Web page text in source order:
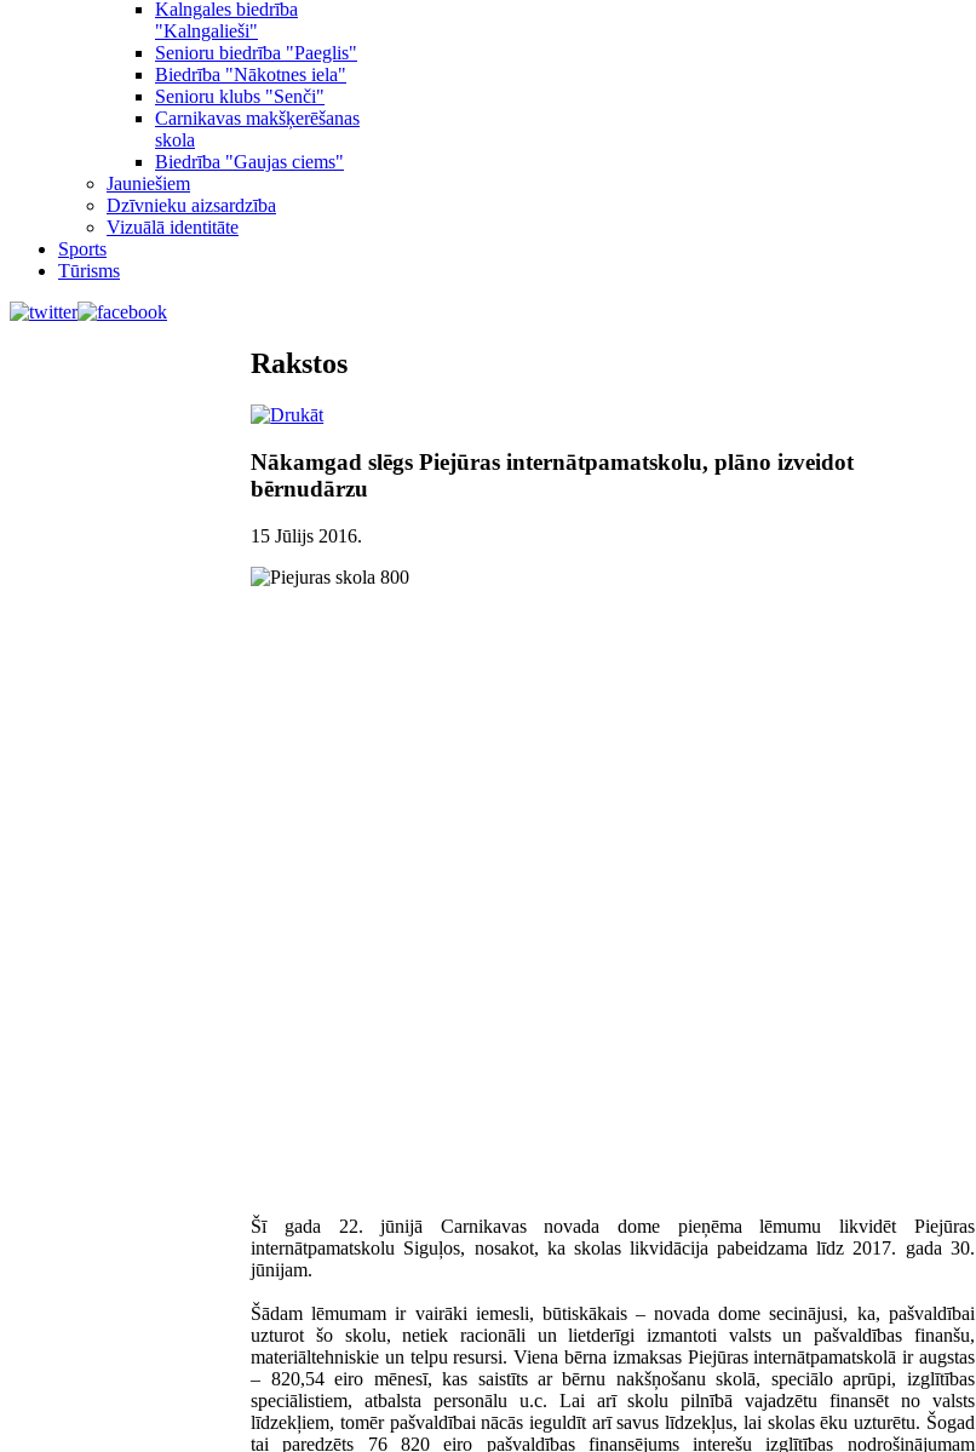
Kalngales biedrība
"Kalngalieši"
Senioru biedrība "Paeglis"
Biedrība "Nākotnes iela"
Senioru klubs "Senči"
Carnikavas makšķerēšanas
skola
Biedrība "Gaujas ciems"
Jauniešiem
Dzīvnieku aizsardzība
Vizuālā identitāte
Sports
Tūrisms
Rakstos
Nākamgad slēgs Piejūras internātpamatskolu, plāno izveidot
bērnudārzu
15 Jūlijs 2016.
Šī gada 22. jūnijā Carnikavas novada dome pieņēma lēmumu likvidēt Piejūras
internātpamatskolu Siguļos, nosakot, ka skolas likvidācija pabeidzama līdz 2017. gada 30.
jūnijam.
Šādam lēmumam ir vairāki iemesli, būtiskākais – novada dome secinājusi, ka, pašvaldībai
uzturot šo skolu, netiek racionāli un lietderīgi izmantoti valsts un pašvaldības finanšu,
materiāltehniskie un telpu resursi. Viena bērna izmaksas Piejūras internātpamatskolā ir augstas
– 820,54 eiro mēnesī, kas saistīts ar bērnu nakšņošanu skolā, speciālo aprūpi, izglītības
speciālistiem, atbalsta personālu u.c. Lai arī skolu pilnībā vajadzētu finansēt no valsts
līdzekļiem, tomēr pašvaldībai nācās ieguldīt arī savus līdzekļus, lai skolas ēku uzturētu. Šogad
tai paredzēts 76 820 eiro pašvaldības finansējums interešu izglītības nodrošinājumam